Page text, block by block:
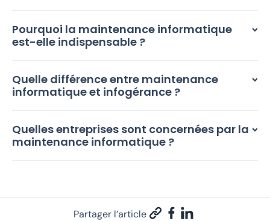
Pourquoi la maintenance informatique
est-elle indispensable ?
Quelle différence entre maintenance
informatique et infogérance ?
Quelles entreprises sont concernées par la
maintenance informatique ?
Partager l’article